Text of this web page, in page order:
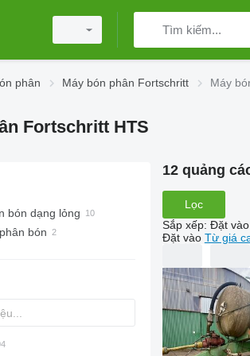
phân Máy bón phân Fortschritt Máy
Fortschritt HTS
bón dạng lỏng
bón
12 quảng
Lọc
Sắp xếp: Đặt vào
Đặt vào Từ giá